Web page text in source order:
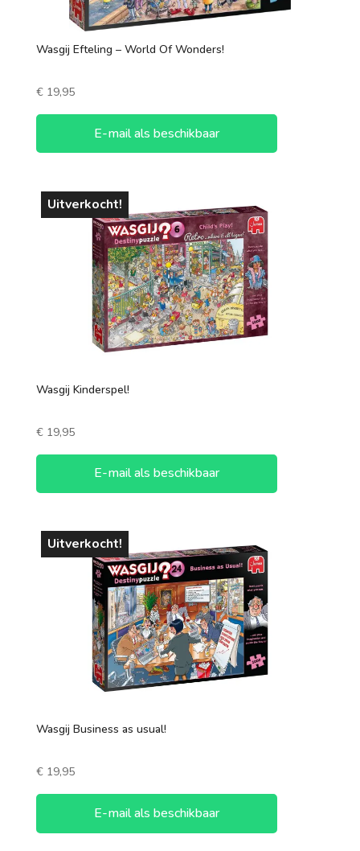
Wasgij Efteling – World Of Wonders!
€19,95
E-mail als beschikbaar
Uitverkocht!
Wasgij Kinderspel!
€19,95
E-mail als beschikbaar
Uitverkocht!
Wasgij Business as usual!
€19,95
E-mail als beschikbaar